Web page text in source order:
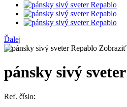
Ďalej
pánsky sivý
Ref. číslo: